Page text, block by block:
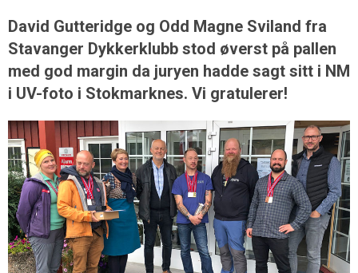
David Gutteridge og Odd Magne Sviland fra
Stavanger Dykkerklubb stod øverst på pallen
med god margin da juryen hadde sagt sitt i NM
i UV-foto i Stokmarknes. Vi gratulerer!